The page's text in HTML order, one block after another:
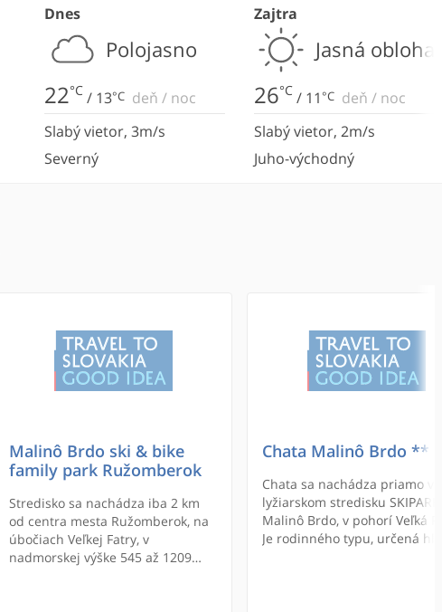
Dnes
Polojasno
22°C / 13°C deň / noc
Slabý vietor, 3m/s
Severný
Zajtra
Jasná obloha
26°C / 11°C deň / noc
Slabý vietor, 2m/s
Juho-východný
Malinô Brdo ski & bike
family park Ružomberok
Stredisko sa nachádza iba 2 km
od centra mesta Ružomberok, na
úbočiach Veľkej Fatry, v
nadmorskej výške 545 až 1209
Chata Malinô Brdo **
Chata sa nachádza priamo v
lyžiarskom stredisku SKIPARK
Malinô Brdo, v pohorí Veľká
Je rodinného typu, určená